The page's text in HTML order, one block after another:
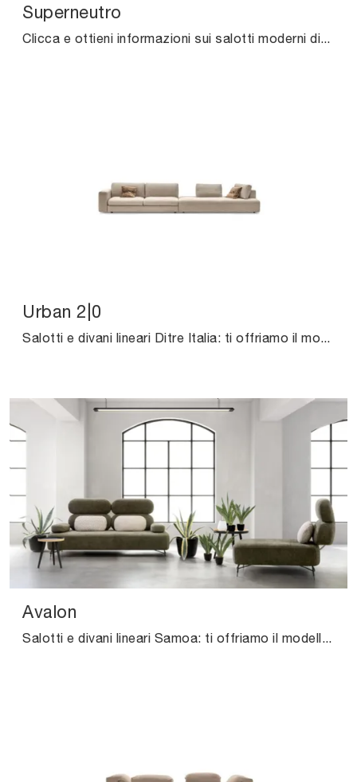
Superneutro
Clicca e ottieni informazioni sui salotti moderni di Felis! Molteplici modelli di divani, come Superneutro, ti aspettano.
Urban 2|0
Salotti e divani lineari Ditre Italia: ti offriamo il modello Urban 2|0 in tessuto per completare la zona giorno.
Avalon
Salotti e divani lineari Samoa: ti offriamo il modello Avalon in tessuto per impreziosire il living.